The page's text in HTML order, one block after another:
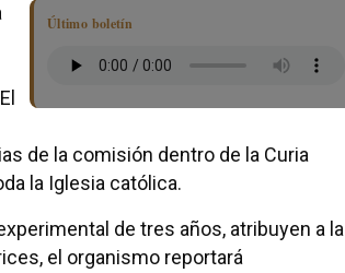
Último boletín
de la comisión dentro de la Curia
la Iglesia católica.
de tres años, atribuyen a la
el organismo reportará